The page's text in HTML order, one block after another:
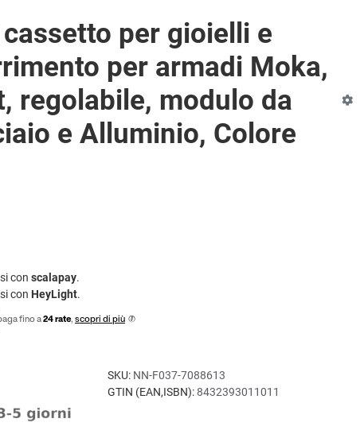
per gioielli e
per armadi Moka,
regolabile, modulo da
e Alluminio, Colore
con scalapay.
con HeyLight.
fino a24 rate, scopri di più
SKU: NN-F037-7088613
GTIN (EAN,ISBN):8432393011011